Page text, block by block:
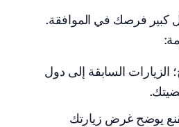
كبير فرصك في الموافقة.
السابقة إلى دول
يوضح غرض زيارتك